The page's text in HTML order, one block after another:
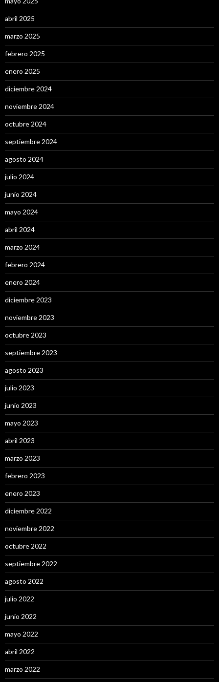
abril 2025
marzo 2025
febrero 2025
enero 2025
diciembre 2024
noviembre 2024
octubre 2024
septiembre 2024
agosto 2024
julio 2024
junio 2024
mayo 2024
abril 2024
marzo 2024
febrero 2024
enero 2024
diciembre 2023
noviembre 2023
octubre 2023
septiembre 2023
agosto 2023
julio 2023
junio 2023
mayo 2023
abril 2023
marzo 2023
febrero 2023
enero 2023
diciembre 2022
noviembre 2022
octubre 2022
septiembre 2022
agosto 2022
julio 2022
junio 2022
mayo 2022
abril 2022
marzo 2022